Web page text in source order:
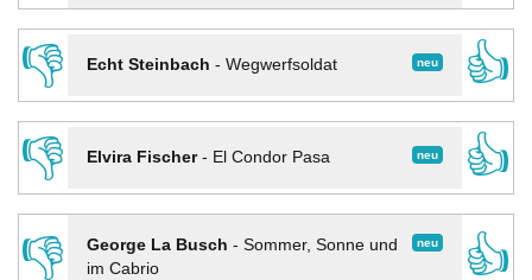
👎
neu
Echt Steinbach - Wegwerfsoldat
👍
👎
neu
Elvira Fischer- El Condor Pasa
👍
👎
neu
George La Busch - Sommer, Sonne und
im Cabrio
👍